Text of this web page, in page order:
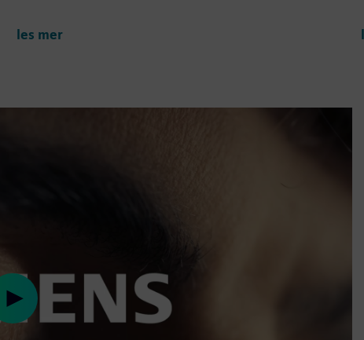
les mer
Play